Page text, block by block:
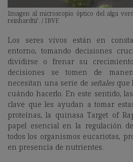
Imagen al microscopio óptico del alga
reinhardtii’. / IBVF.
Los seres vivos están en
entorno, tomando decisiones
dividirse o frenar su
decisiones se tomen de
necesitan una serie de señalesque
cuándo hacerlo. En este sentido,
clave que les ayudan a tomar
proteínas, la quinasa Target of
papel esencial en la regulación
todos los organismos eucariotas,
en presencia de nutrientes.